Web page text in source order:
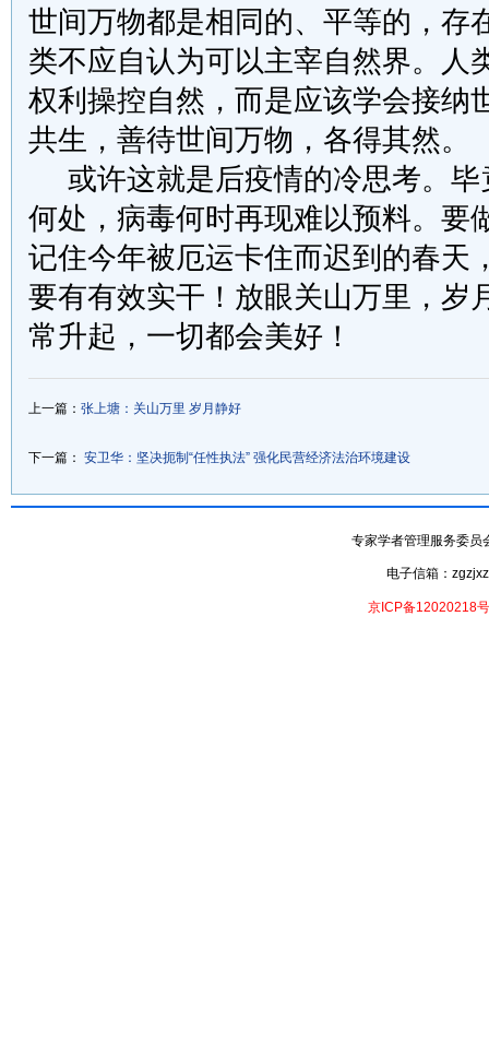
世间万物都是相同的、平等的，存
类不应自认为可以主宰自然界。人
权利操控自然，而是应该学会接纳
共生，善待世间万物，各得其然。
或许这就是后疫情的冷思考。
何处，病毒何时再现难以预料。要
记住今年被厄运卡住而迟到的春天
要有有效实干！放眼关山万里，岁
常升起，一切都会美好！
上一篇： 张上塘：关山万里 岁月静好
下一篇： 安卫华：坚决扼制“任性执法” 强化民营经济法治环境建设
专家学者管理服务委员
电子信箱：
京ICP备12020218